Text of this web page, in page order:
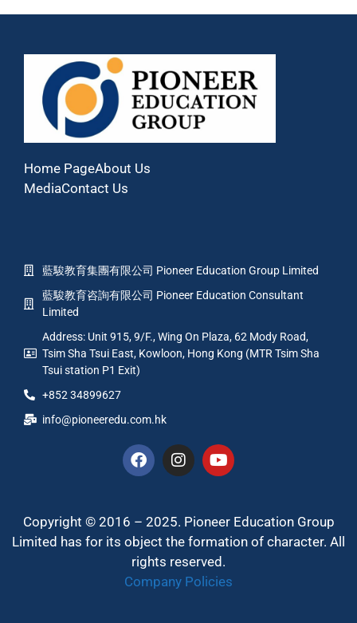
Home PageAbout Us
MediaContact Us
藍駿教育集團有限公司 Pioneer Education Group Limited
藍駿教育咨詢有限公司 Pioneer Education Consultant
Limited
Address: Unit 915, 9/F., Wing On Plaza, 62 Mody Road,
Tsim Sha Tsui East, Kowloon, Hong Kong (MTR Tsim Sha
Tsui station P1 Exit)
+852 34899627
info@pioneeredu.com.hk
Copyright © 2016 – 2025. Pioneer Education Group
Limited has for its object the formation of character. All
rights reserved.
Company Policies